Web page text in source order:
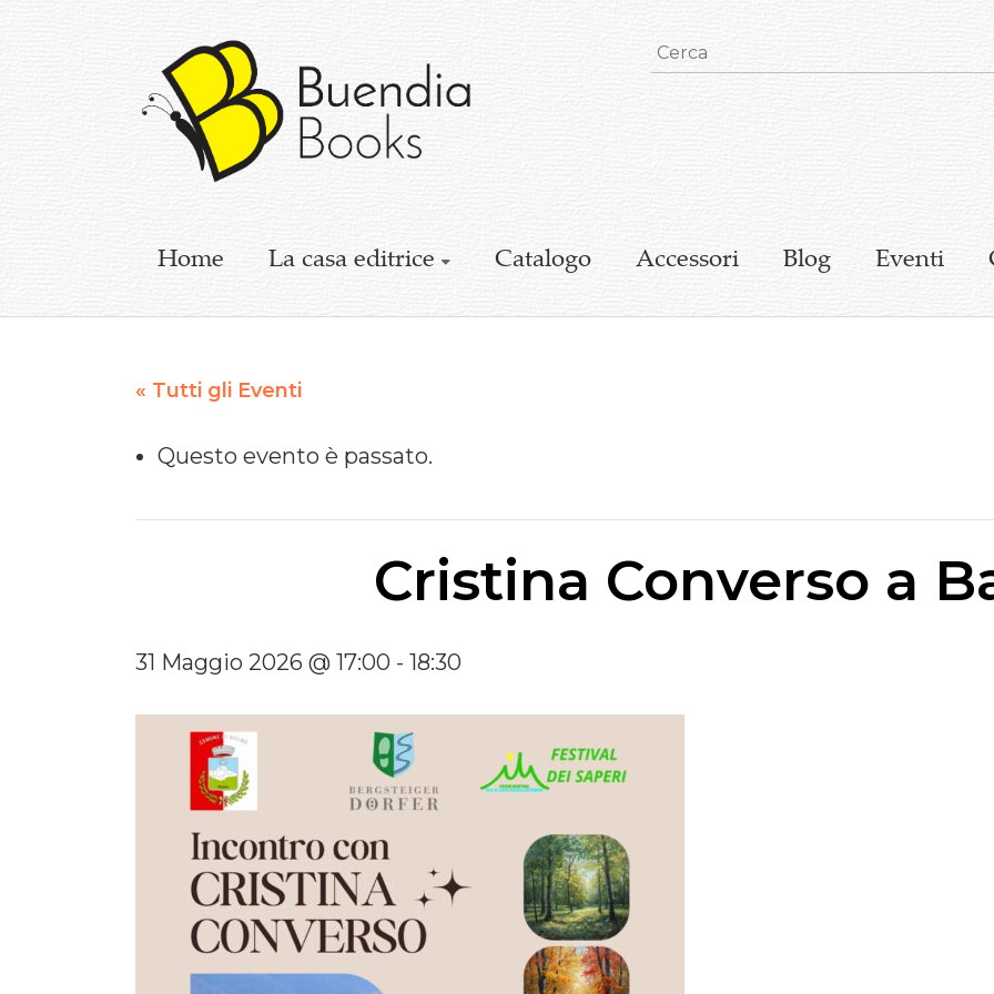
Buendia
Books
Home La casa editrice Catalogo Accessori Blog Eventi
« Tutti gli Eventi
Questo evento è passato.
Cristina Converso a
31 Maggio 2026 @ 17:00 - 18:30